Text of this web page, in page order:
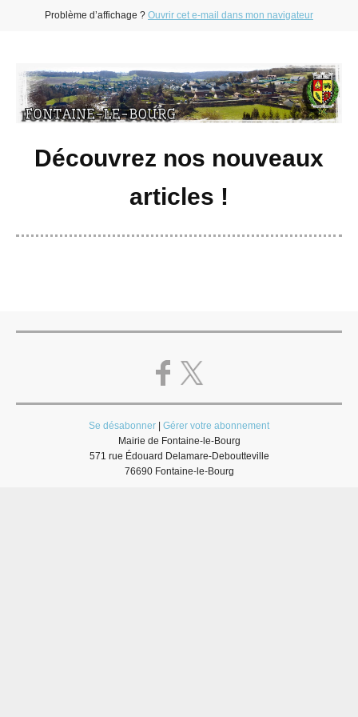
Problème d’affichage ? Ouvrir cet e-mail dans mon navigateur
Découvrez nos nouveaux
articles !
Se désabonner
Gérer votre abonnement
Mairie de Fontaine-le-Bourg
571 rue Édouard Delamare-Deboutteville
76690 Fontaine-le-Bourg